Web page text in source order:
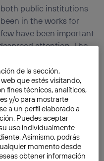
public institutions
in the works for
have been important
attention. The
Library has
by 2020. This
written in Norwegian,
of thousands of
by Norwegian
National Library to
de la sección,
que estés visitando,
fines técnicos, analíticos,
y/o para mostrarte
a un perfil elaborado a
Puedes aceptar
uso individualmente
Asimismo, podrás
momento desde
obtener información